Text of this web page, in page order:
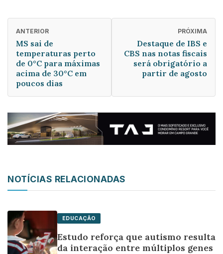
ANTERIOR
MS sai de
temperaturas perto
de 0°C para máximas
acima de 30°C em
poucos dias
PRÓXIMA
Destaque de IBS e
CBS nas notas fiscais
será obrigatório a
partir de agosto
NOTÍCIAS RELACIONADAS
EDUCAÇÃO
Estudo reforça que autismo resulta
da interação entre múltiplos genes